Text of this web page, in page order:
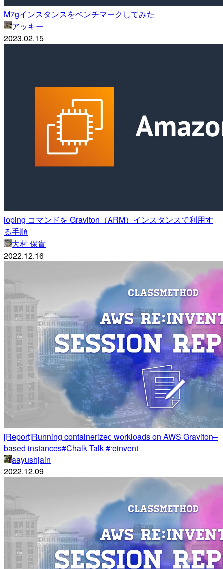
M7gインスタンスをベンチマークしてみた
アッキー
2023.02.15
ioping コマンドを Graviton（ARM）インスタンスで利用す
る手順
大村 保貴
2022.12.16
[Report]Running containerized workloads on AWS Graviton–
based instances#Chalk Talk #reinvent
aayushjain
2022.12.09